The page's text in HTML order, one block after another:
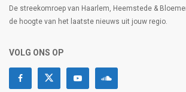
De streekomroep van Haarlem, Heemstede &
de hoogte van het laatste nieuws uit jouw regio.
VOLG ONS OP